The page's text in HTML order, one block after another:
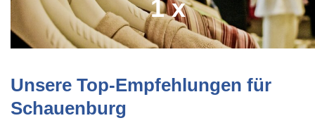
1 x
Unsere Top-Empfehlungen für
Schauenburg